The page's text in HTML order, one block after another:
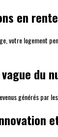
en rente
votre logement
du
générés par